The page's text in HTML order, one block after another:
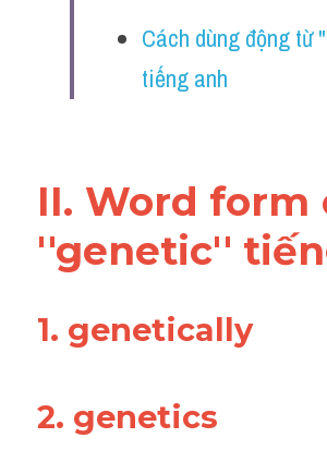
Cách dùng động từ
tiếng anh
II. Word form
''genetic''
1. genetically
2. genetics